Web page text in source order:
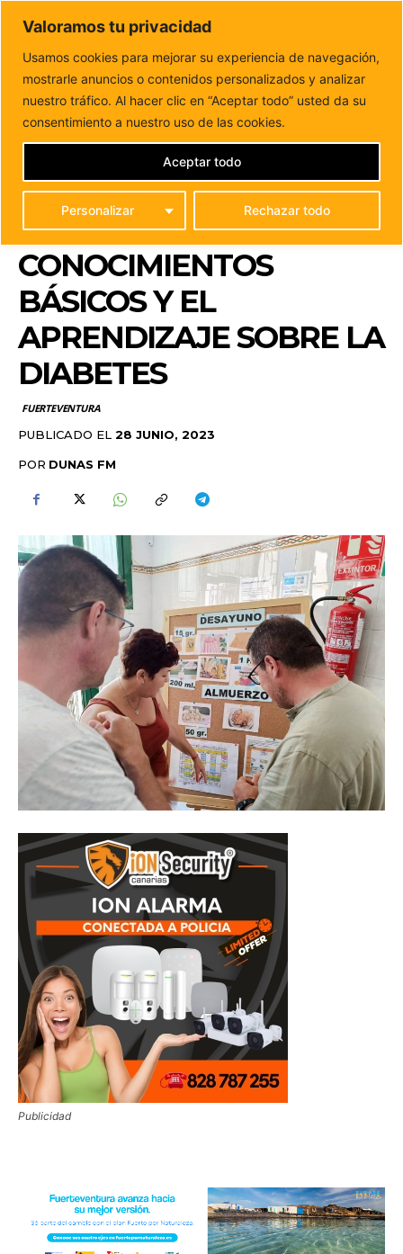
Valoramos tu privacidad
Usamos cookies para mejorar su experiencia de navegación,
mostrarle anuncios o contenidos personalizados y analizar
nuestro tráfico. Al hacer clic en “Aceptar todo” usted da su
consentimiento a nuestro uso de las cookies.
Personalizar Rechazar todo
Aceptar todo
DUNAS FM
Tu informacion de forma cercana
Inicio FUERTEVENTURA
Puerto del Rosario acoge un
campamento para fomentar los conocimientos básicos y...
PUERTO DEL ROSARIO
ACOGE UN
CAMPAMENTO PARA
FOMENTAR LOS
CONOCIMIENTOS
BÁSICOS Y EL
APRENDIZAJE SOBRE LA
DIABETES
FUERTEVENTURA
PUBLICADO EL 28 JUNIO, 2023
POR DUNAS FM
Publicidad